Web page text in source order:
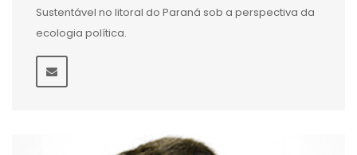
Sustentável no litoral do Paraná sob a perspectiva da
ecologia política.